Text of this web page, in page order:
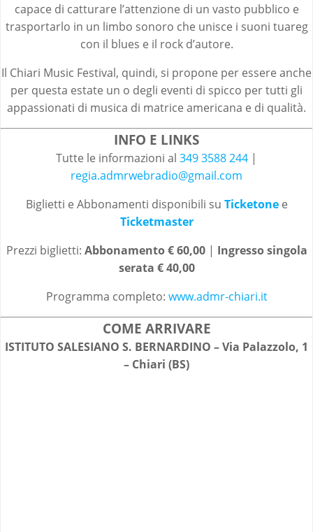
capace di catturare l’attenzione di un vasto pubblico e
trasportarlo in un limbo sonoro che unisce i suoni tuareg
con il blues e il rock d’autore.
Il Chiari Music Festival, quindi, si propone per essere anche
per questa estate un o degli eventi di spicco per tutti gli
appassionati di musica di matrice americana e di qualità.
INFO E LINKS
Tutte le informazioni al 349 3588 244 |
regia.admrwebradio@gmail.com
Biglietti e Abbonamenti disponibili su Ticketonee
Ticketmaster
Prezzi biglietti: Abbonamento € 60,00| Ingresso singola
serata € 40,00
Programma completo: www.admr-chiari.it
COME ARRIVARE
ISTITUTO SALESIANO S. BERNARDINO – Via Palazzolo, 1
– Chiari (BS)